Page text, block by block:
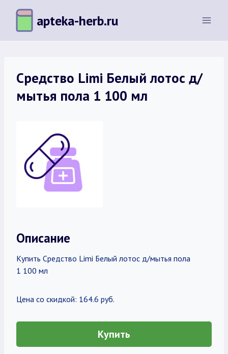
Перейти
содержимому
apteka-herb.ru
Средство Limi Белый лотос д/
мытья пола 1 100 мл
Описание
Купить Средство Limi Белый лотос д/мытья пола
1 100 мл
Цена со скидкой: 164.6 руб.
Купить